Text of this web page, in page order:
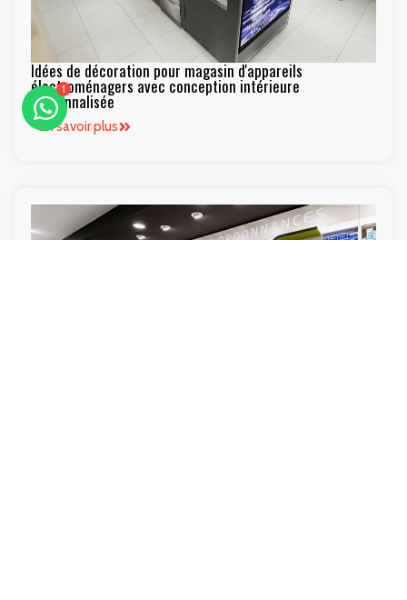
Idées de décoration pour magasin d'appareils
électroménagers avec conception intérieure
personnalisée
En savoir plus